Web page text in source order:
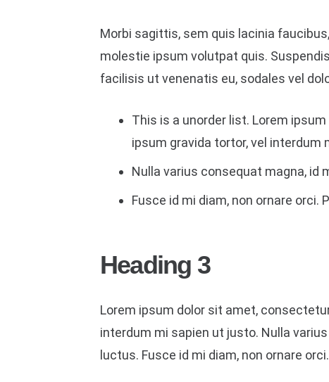
Morbi sagittis, sem quis lacinia
molestie ipsum volutpat quis.
facilisis ut venenatis eu, sodales vel
This is a unorder list. Lorem
ipsum gravida tortor, vel interdum
Nulla varius consequat magna,
Fusce id mi diam, non ornare
Heading 3
Lorem ipsum dolor sit amet,
interdum mi sapien ut justo. Nulla
luctus. Fusce id mi diam, non ornare